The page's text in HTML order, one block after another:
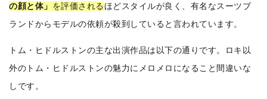
の顔と体」 を評価されるほどスタイルが良く、有名なスーツブ
ランドからモデルの依頼が殺到していると言われています。
トム・ヒドルストンの主な出演作品は以下の通りです。ロキ以
外のトム・ヒドルストンの魅力にメロメロになること間違いな
しです。